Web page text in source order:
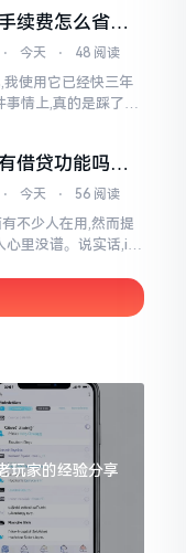
续费怎么省？
个实在招
⋅ 今天 ⋅ 48 阅读
使用它已经快三年
情上,真的是踩了好
借贷功能吗？
说清楚
⋅ 今天 ⋅ 56 阅读
不少人在用,然而提
里没谱。说实话,im
接入了一些DeFi协
玩家的经验分享